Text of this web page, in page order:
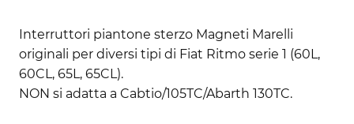
Interruttori piantone sterzo Magneti Marelli
originali per diversi tipi di Fiat Ritmo serie 1 (60L,
60CL, 65L, 65CL).
NON si adatta a Cabtio/105TC/Abarth 130TC.